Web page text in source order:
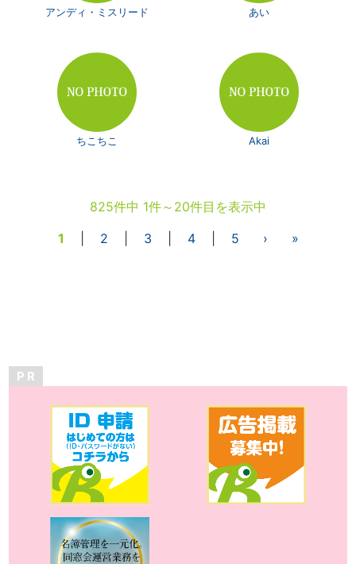
アンディ・ミスリード あい
ちこちこ Akai
825件中 1件～20件目を表示中
1
2 3 4| 5 › »
P R